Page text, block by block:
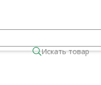
Искать товар